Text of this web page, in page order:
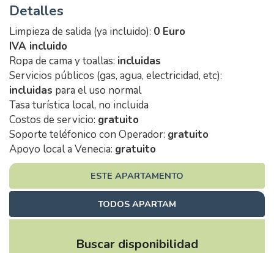
Detalles
Limpieza de salida (ya incluido): 0 Euro
IVA incluido
Ropa de cama y toallas: incluidas
Servicios públicos (gas, agua, electricidad, etc):
incluidas para el uso normal
Tasa turística local, no incluida
Costos de servicio: gratuito
Soporte teléfonico con Operador: gratuito
Apoyo local a Venecia: gratuito
ESTE APARTAMENTO
TODOS APARTAM
Buscar disponibilidad